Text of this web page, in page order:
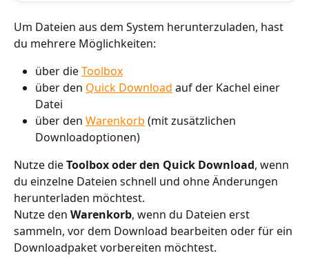
Um Dateien aus dem System herunterzuladen, hast
du mehrere Möglichkeiten:
über die Toolbox
über den Quick Download auf der Kachel einer
Datei
über den Warenkorb (mit zusätzlichen
Downloadoptionen)
Nutze die Toolbox oder den Quick Download, wenn
du einzelne Dateien schnell und ohne Änderungen
herunterladen möchtest.
Nutze den Warenkorb, wenn du Dateien erst
sammeln, vor dem Download bearbeiten oder für ein
Downloadpaket vorbereiten möchtest.